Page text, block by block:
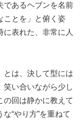
であるヘブンを名前
ことを」と俯く姿
表れた、非常に人
とは、決して型には
笑い合いながら少し
の回は静かに教えて
“やり方”を重ねて